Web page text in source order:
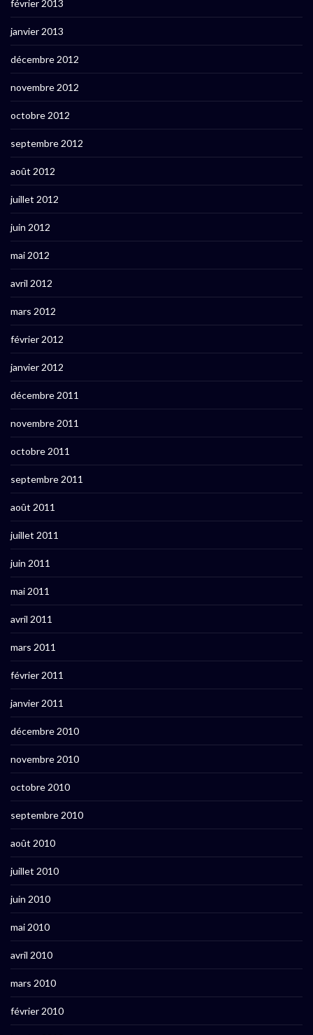
février 2013
janvier 2013
décembre 2012
novembre 2012
octobre 2012
septembre 2012
août 2012
juillet 2012
juin 2012
mai 2012
avril 2012
mars 2012
février 2012
janvier 2012
décembre 2011
novembre 2011
octobre 2011
septembre 2011
août 2011
juillet 2011
juin 2011
mai 2011
avril 2011
mars 2011
février 2011
janvier 2011
décembre 2010
novembre 2010
octobre 2010
septembre 2010
août 2010
juillet 2010
juin 2010
mai 2010
avril 2010
mars 2010
février 2010